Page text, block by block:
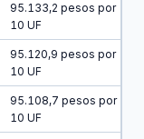
95.133,2 pesos por
10 UF
95.120,9 pesos por
10 UF
95.108,7 pesos por
10 UF